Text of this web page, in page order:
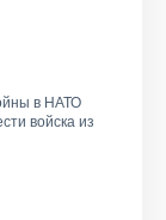
в НАТО
войска из